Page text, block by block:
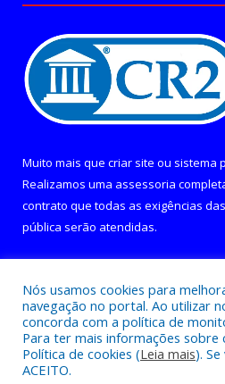
Muito mais que criar site ou sistema
Realizamos uma assessoria
contrato que todas as exigências das
pública serão atendidas.
Todos os direitos reservados a
Nós usamos cookies para
navegação no portal. Ao utilizar
concorda com a política de
Para ter mais informações sobre
Política de cookies (Leia mais).
ACEITO.